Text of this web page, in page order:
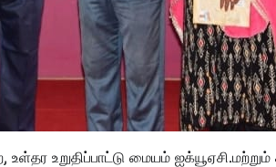
உறுதிப்பாட்டு மையம்